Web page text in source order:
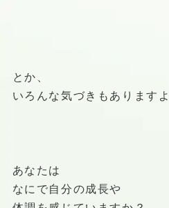
とか、
いろんな気づきもありますよ
あなたは
なにで自分の成長や